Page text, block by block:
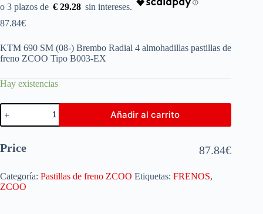
€ 29.28
87.84€
KTM 690 SM (08-) Brembo Radial 4 almohadillas pastillas de
freno ZCOO Tipo B003-EX
Hay existencias
Añadir al carrito
Price 87.84€
Categoría: Pastillas de freno ZCOO Etiquetas: FRENOS,
ZCOO